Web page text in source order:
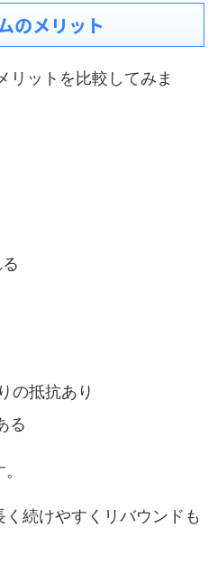
のメリット
リットを比較してみま
の抵抗あり
る
続けやすくリバウンドも